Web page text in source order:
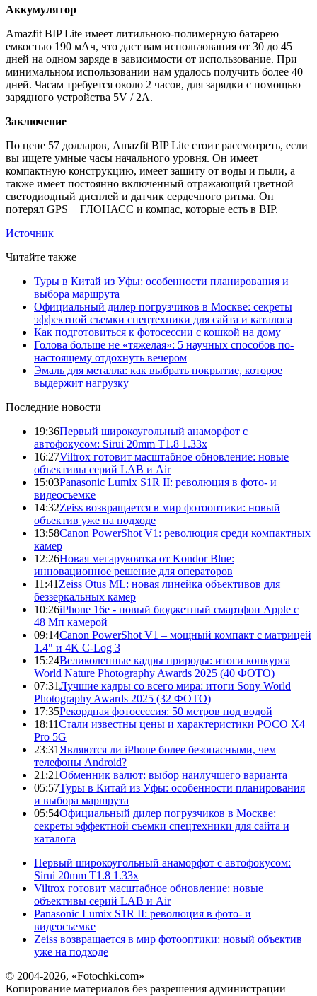
Аккумулятор
Amazfit BIP Lite имеет литильною-полимерную батарею
емкостью 190 мАч, что даст вам использования от 30 до 45
дней на одном заряде в зависимости от использование. При
минимальном использовании нам удалось получить более 40
дней. Часам требуется около 2 часов, для зарядки с помощью
зарядного устройства 5V / 2A.
Заключение
По цене 57 долларов, Amazfit BIP Lite стоит рассмотреть, если
вы ищете умные часы начального уровня. Он имеет
компактную конструкцию, имеет защиту от воды и пыли, а
также имеет постоянно включенный отражающий цветной
светодиодный дисплей и датчик сердечного ритма. Он
потерял GPS + ГЛОНАСС и компас, которые есть в BIP.
Источник
Читайте также
Туры в Китай из Уфы: особенности планирования и
выбора маршрута
Официальный дилер погрузчиков в Москве: секреты
эффектной съемки спецтехники для сайта и каталога
Как подготовиться к фотосессии с кошкой на дому
Голова больше не «тяжелая»: 5 научных способов по-
настоящему отдохнуть вечером
Эмаль для металла: как выбрать покрытие, которое
выдержит нагрузку
Последние новости
19:36Первый широкоугольный анаморфот с
автофокусом: Sirui 20mm T1.8 1.33x
16:27Viltrox готовит масштабное обновление: новые
объективы серий LAB и Air
15:03Panasonic Lumix S1R II: революция в фото- и
видеосъемке
14:32Zeiss возвращается в мир фотооптики: новый
объектив уже на подходе
13:58Canon PowerShot V1: революция среди компактных
камер
12:26Новая мегарукоятка от Kondor Blue:
инновационное решение для операторов
11:41 Zeiss Otus ML: новая линейка объективов для
беззеркальных камер
10:26iPhone 16e - новый бюджетный смартфон Apple с
48 Мп камерой
09:14Canon PowerShot V1 – мощный компакт с матрицей
1.4" и 4K C-Log 3
15:24Великолепные кадры природы: итоги конкурса
World Nature Photography Awards 2025 (40 ФОТО)
07:31Лучшие кадры со всего мира: итоги Sony World
Photography Awards 2025 (32 ФОТО)
17:35Рекордная фотосессия: 50 метров под водой
18:11Стали известны цены и характеристики POCO X4
Pro 5G
23:31 Являются ли iPhone более безопасными, чем
телефоны Android?
21:21Обменник валют: выбор наилучшего варианта
05:57Туры в Китай из Уфы: особенности планирования
и выбора маршрута
05:54Официальный дилер погрузчиков в Москве:
секреты эффектной съемки спецтехники для сайта и
каталога
Первый широкоугольный анаморфот с автофокусом:
Sirui 20mm T1.8 1.33x
Viltrox готовит масштабное обновление: новые
объективы серий LAB и Air
Panasonic Lumix S1R II: революция в фото- и
видеосъемке
Zeiss возвращается в мир фотооптики: новый объектив
уже на подходе
© 2004-2026, «Fotochki.com»
Копирование материалов без разрешения администрации